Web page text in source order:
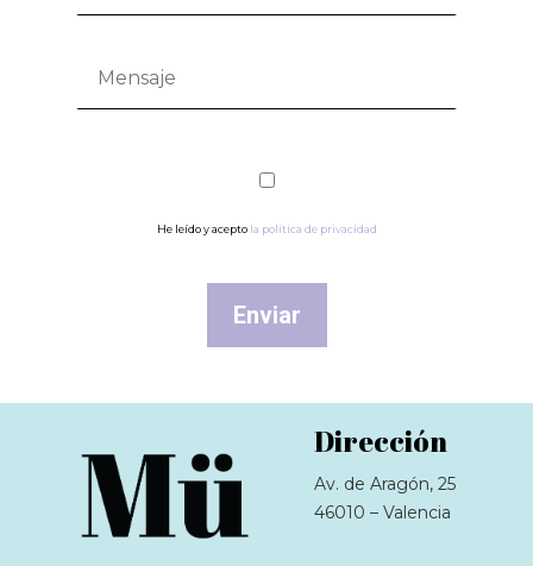
He leído y acepto la política de privacidad
Dirección
Av. de Aragón, 25
46010 – Valencia